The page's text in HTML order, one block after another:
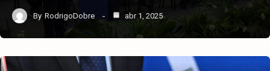
By RodrigoDobre abr 1, 2025